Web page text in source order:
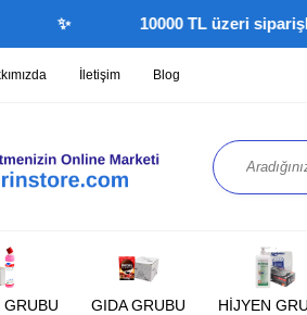
10000 TL üzeri siparişlerde
İletişim Blog
GIDA GRUBU HİJYEN